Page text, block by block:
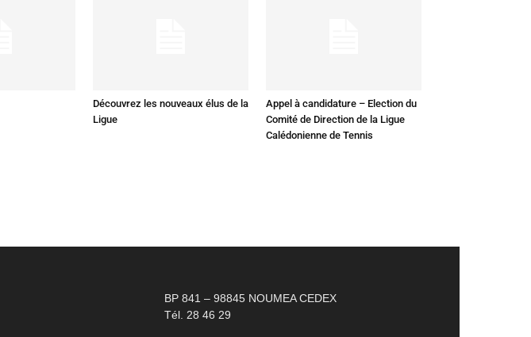
Découvrez les nouveaux élus de la
Ligue
Appel à candidature – Election du
Comité de Direction de la Ligue
Calédonienne de Tennis
BP 841 – 98845 NOUMEA CEDEX
Tél. 28 46 29